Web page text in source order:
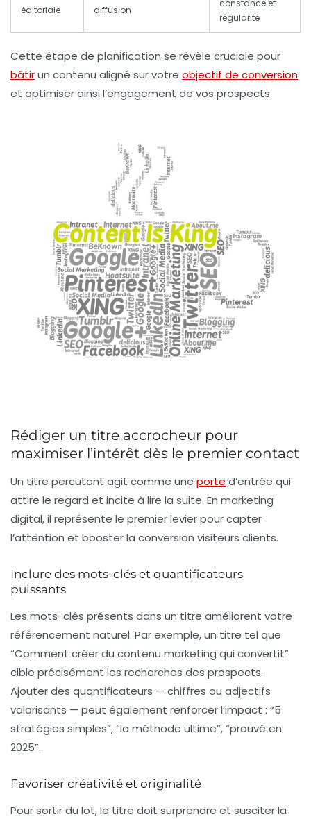
éditoriale
diffusion
constance et
régularité
Cette étape de planification se révèle cruciale pour
bâtirun contenu aligné sur votre objectif de conversion
et optimiser ainsi l’engagement de vos prospects.
Rédiger un titre accrocheur pour
maximiser l’intérêt dès le premier contact
Un titre percutant agit comme une porte d’entrée qui
attire le regard et incite à lire la suite. En marketing
digital, il représente le premier levier pour capter
l’attention et booster la conversion visiteurs clients.
Inclure des mots-clés et quantificateurs
puissants
Les mots-clés présents dans un titre améliorent votre
référencement naturel. Par exemple, un titre tel que
“Comment créer du contenu marketing qui convertit”
cible précisément les recherches des prospects.
Ajouter des quantificateurs — chiffres ou adjectifs
valorisants — peut également renforcer l’impact : “5
stratégies simples”, “la méthode ultime”, “prouvé en
2025”.
Favoriser créativité et originalité
Pour sortir du lot, le titre doit surprendre et susciter la